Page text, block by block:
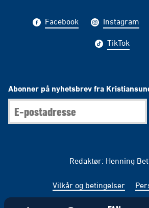
Facebook Instagram
TikTok
Abonner på nyhetsbrev fra
Redaktør: Henning
Vilkår og betingelser